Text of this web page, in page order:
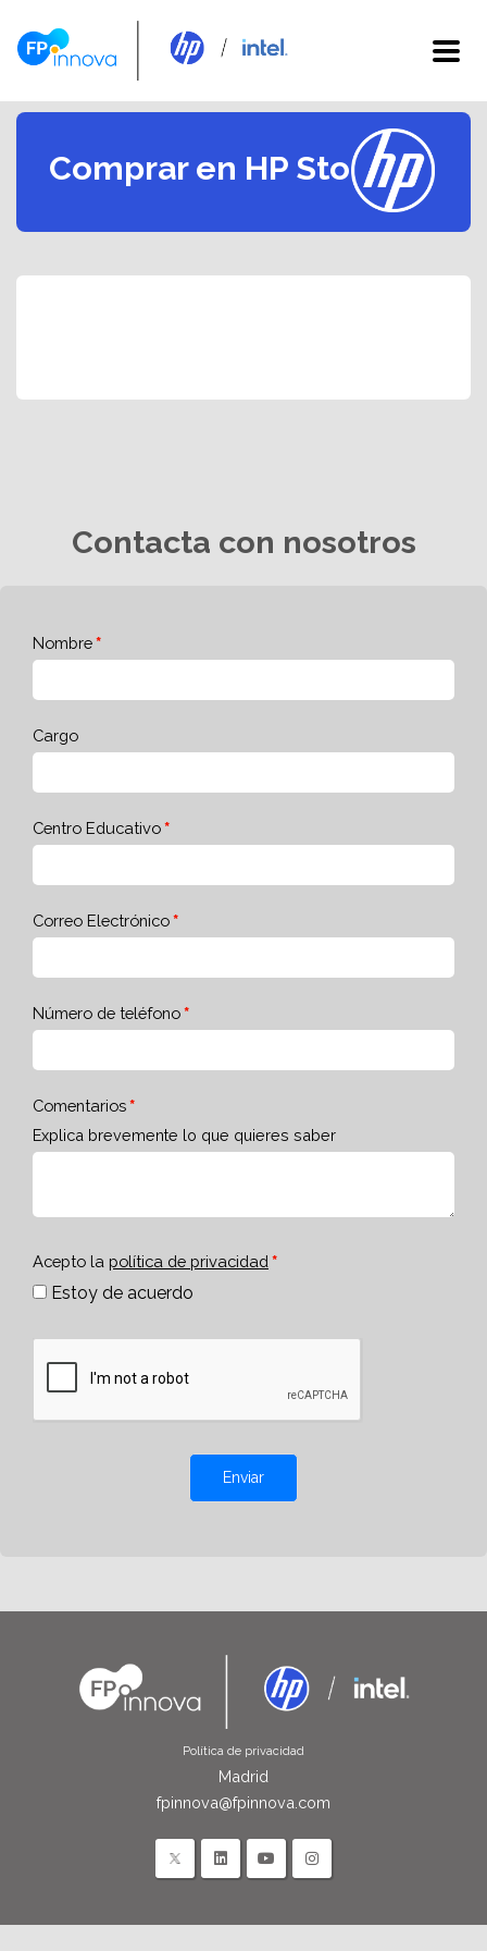
Comprar en HP Store
Contacta con nosotros
Nombre
Cargo
Centro Educativo
Correo Electrónico
Número de teléfono
Comentarios
Explica brevemente lo que quieres saber
Acepto la política de privacidad
Estoy de acuerdo
Enviar
Política de privacidad
Madrid
fpinnova@fpinnova.com